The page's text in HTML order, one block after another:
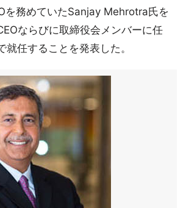
を務めていたSanjay Mehrotra氏を
ならびに取締役会メンバーに任
任することを発表した。